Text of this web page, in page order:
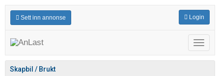
Sett inn annonse Login
Meny
Skapbil / Brukt